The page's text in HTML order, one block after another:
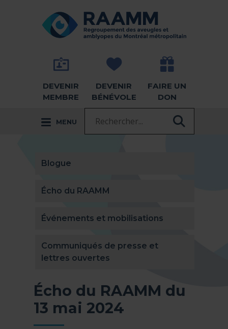
RETOUR À LA PAGE D'ACCUEIL -
DEVENIR
MEMBRE
DEVENIR
BÉNÉVOLE
FAIRE UN
DON
MENU
Blogue
Écho du RAAMM
Événements et mobilisations
Communiqués de presse et
lettres ouvertes
Écho du RAAMM du
13 mai 2024